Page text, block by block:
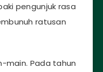
pengunjuk rasa
ratusan
main. Pada tahun